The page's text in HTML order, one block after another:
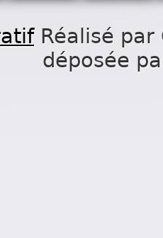
Réalisé par
déposée